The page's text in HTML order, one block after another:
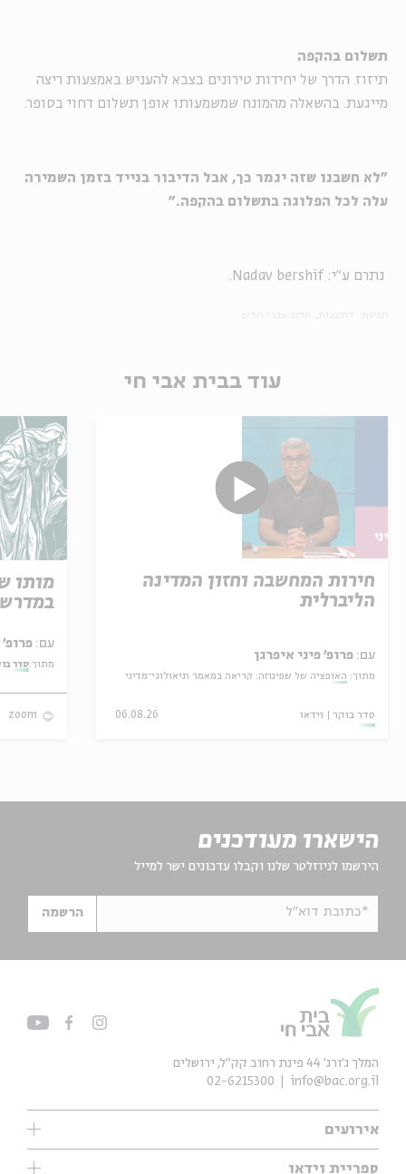
תשלום בהקפה
תיזוז. הדרך של יחידות טירונים בצבא להעניש באמצעות ריצה
מייגעת. בהשאלה מהמונח שמשמעותו אופן תשלום דחוי בסופר.
"לא חשבנו שזה יגמר כך, אבל הדיבור בנייד בזמן השמירה
עלה לכל הפלוגה בתשלום בהקפה."
נתרם ע"י: Nadav bershif.
עוד בבית אבי חי
חירות המחשבה וחזון המדינה
הליברלית
עם: פרופ' פיני איפרגן
מתוך: האופציה של שפינוזה: קריאה במאמר תיאולוגי־מדיני
סדר בוקר וידאו 06.08.26
מותו
עם: פרופ' אביגדור שנאן
מתוך:סדר
zoom
הישארו מעודכנים
הירשמו לניוזלטר שלנו וקבלו עדכונים ישר למייל
*כתובת דוא"ל הרשמה
אירועים
עיון
ספריית וידאו
המלך ג'ורג' 44 פינת רחוב קק״ל, ירושלים
info@bac.org.il
02-6215300